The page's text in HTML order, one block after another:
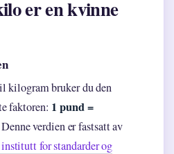
er en kvinne
kilogram bruker du den
faktoren: 1 pund =
verdien er fastsatt av
for standarder og